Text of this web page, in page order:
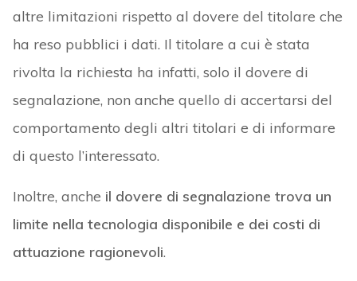
altre limitazioni rispetto al dovere del titolare che
ha reso pubblici i dati. Il titolare a cui è stata
rivolta la richiesta ha infatti, solo il dovere di
segnalazione, non anche quello di accertarsi del
comportamento degli altri titolari e di informare
di questo l’interessato.
Inoltre, anche il dovere di segnalazione trova un
limite nella tecnologia disponibile e dei costi di
attuazione ragionevoli.